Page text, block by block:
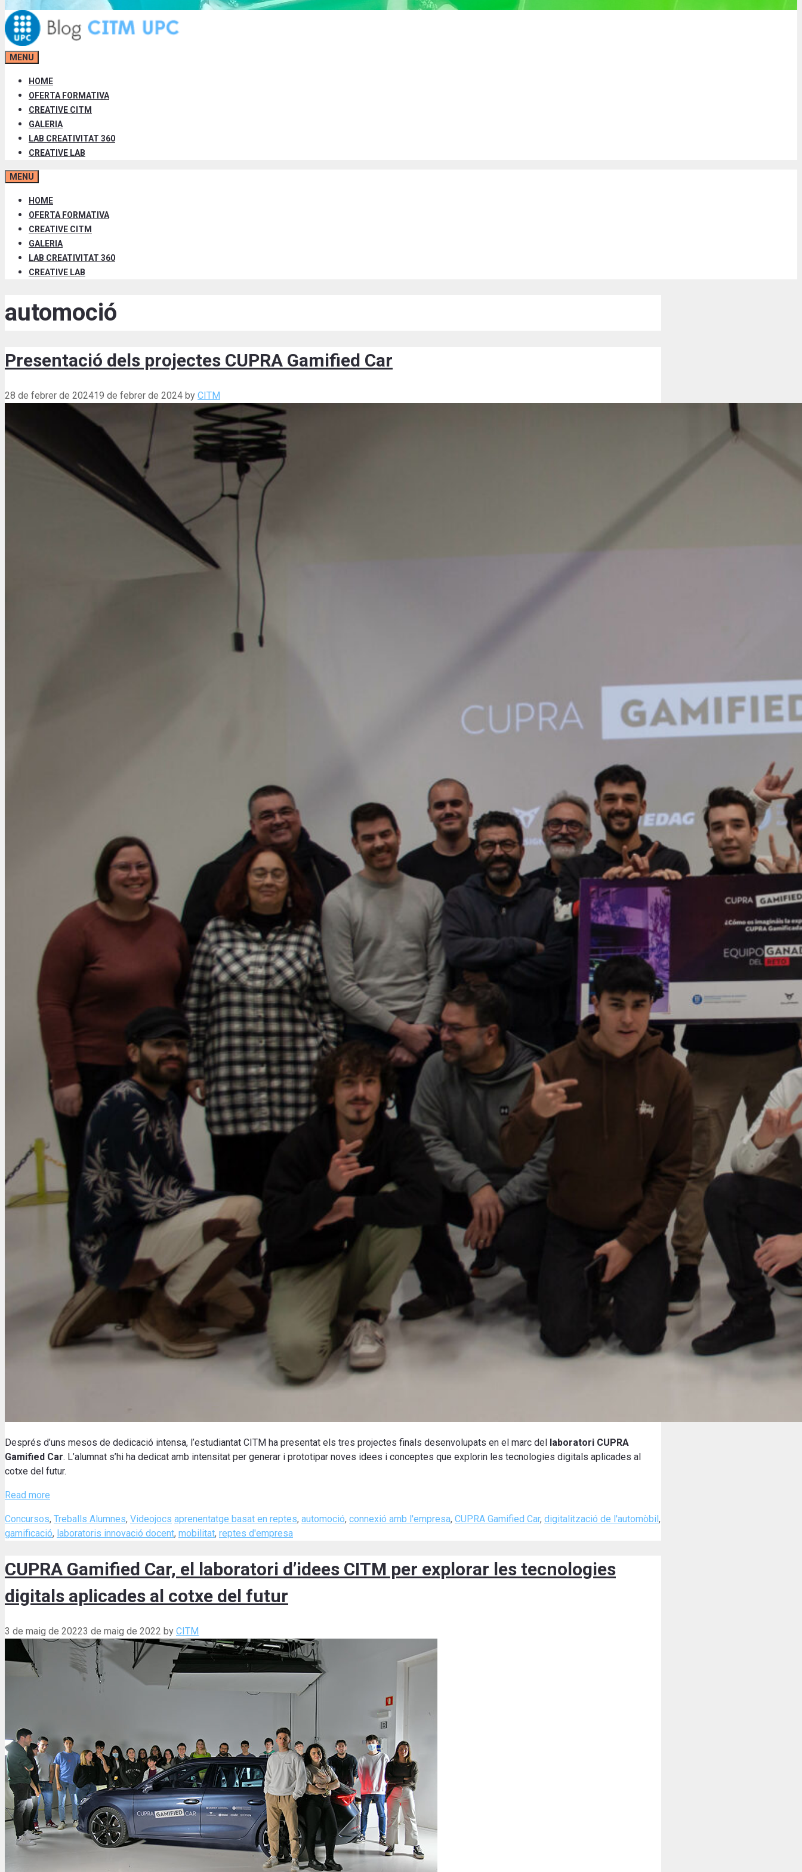
MENU
HOME
OFERTA FORMATIVA
CREATIVE CITM
GALERIA
LAB CREATIVITAT 360
CREATIVE LAB
MENU
HOME
OFERTA FORMATIVA
CREATIVE CITM
GALERIA
LAB CREATIVITAT 360
CREATIVE LAB
automoció
Presentació dels projectes CUPRA Gamified Car
28 de febrer de 202419 de febrer de 2024 by CITM
Després d’uns mesos de dedicació intensa, l’estudiantat CITM ha presentat els tres projectes finals desenvolupats en el marc del laboratori CUPRA
Gamified Car. L’alumnat s’hi ha dedicat amb intensitat per generar i prototipar noves idees i conceptes que explorin les tecnologies digitals aplicades al
cotxe del futur.
Read more
Categories
Concursos, Treballs Alumnes, Videojocs Tags
aprenentatge basat en reptes, automoció, connexió amb l'empresa, CUPRA Gamified Car, digitalització de l'automòbil,
gamificació, laboratoris innovació docent, mobilitat, reptes d'empresa
CUPRA Gamified Car, el laboratori d’idees CITM per explorar les tecnologies
digitals aplicades al cotxe del futur
3 de maig de 20223 de maig de 2022 by CITM